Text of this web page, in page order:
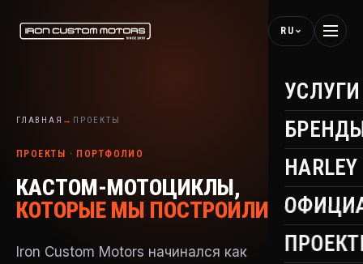
RU
УСЛУГИ
ГЛАВНАЯ → ПРОЕКТЫ
ПРОЕКТЫ · ПОРТФОЛИО
КАСТОМ-МОТОЦИКЛЫ,
КОТОРЫЕ МЫ ПОСТРОИЛИ.
Iron Custom Motors начинался как